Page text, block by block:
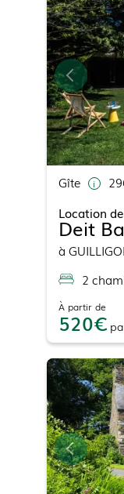
Gîte
Location
Deit
à
2
À partir de
520